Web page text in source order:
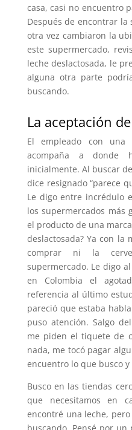
casa, casi no encuentro
Después de encontrar
otra vez cambiaron la
este supermercado,
leche deslactosada, le
alguna otra parte
buscando.
La aceptación
El empleado con una
acompaña a donde
inicialmente. Al buscar
dice resignado “parece
Le digo entre incrédulo
los supermercados más
el producto de una
deslactosada? Ya con la
comprar ni la
supermercado. Le digo
en Colombia el
referencia al último
pareció que estaba
puso atención. Salgo
me piden el tiquete de
nada, me tocó pagar
encuentro lo que busco
Busco en las tiendas
que necesitamos en
encontré una leche,